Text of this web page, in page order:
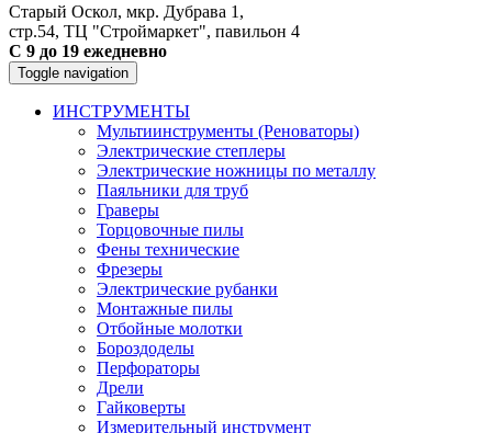
Старый Оскол, мкр. Дубрава 1,
стр.54, ТЦ "Строймаркет", павильон 4
С 9 до 19 ежедневно
Toggle navigation
ИНСТРУМЕНТЫ
Мультиинструменты (Реноваторы)
Электрические степлеры
Электрические ножницы по металлу
Паяльники для труб
Граверы
Торцовочные пилы
Фены технические
Фрезеры
Электрические рубанки
Монтажные пилы
Отбойные молотки
Бороздоделы
Перфораторы
Дрели
Гайковерты
Измерительный инструмент